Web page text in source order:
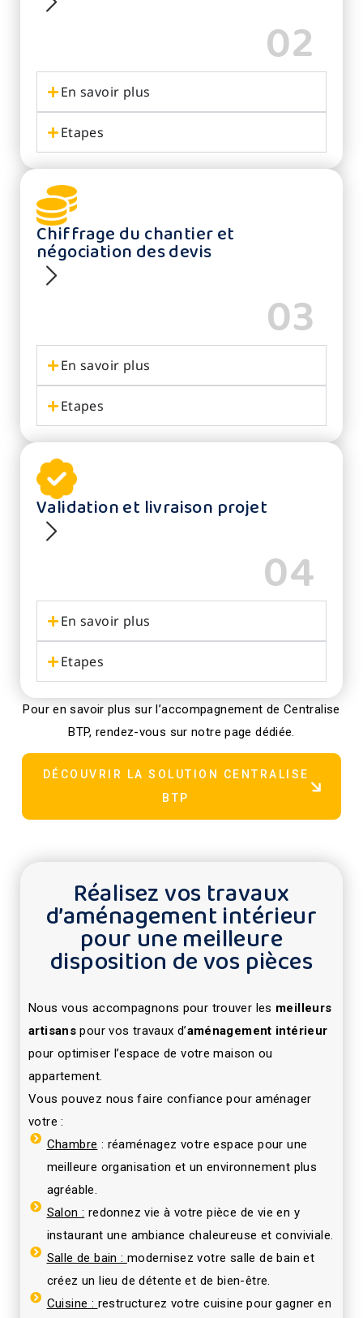
02
En savoir plus
Etapes
Chiffrage du chantier et
négociation des devis
03
En savoir plus
Etapes
Validation et livraison projet
04
En savoir plus
Etapes
Pour en savoir plus sur l’accompagnement de Centralise
BTP, rendez-vous sur notre page dédiée.
DÉCOUVRIR LA SOLUTION CENTRALISE
BTP
Réalisez vos travaux
d’aménagement intérieur
pour une meilleure
disposition de vos pièces
Nous vous accompagnons pour trouver les meilleurs
artisanspour vos travaux d’aménagement intérieur
pour optimiser l’espace de votre maison ou
appartement.
Vous pouvez nous faire confiance pour aménager
votre :
Chambre : réaménagez votre espace pour une
meilleure organisation et un environnement plus
agréable.
Salon : redonnez vie à votre pièce de vie en y
instaurant une ambiance chaleureuse et conviviale.
Salle de bain : modernisez votre salle de bain et
créez un lieu de détente et de bien-être.
Cuisine : restructurez votre cuisine pour gagner en